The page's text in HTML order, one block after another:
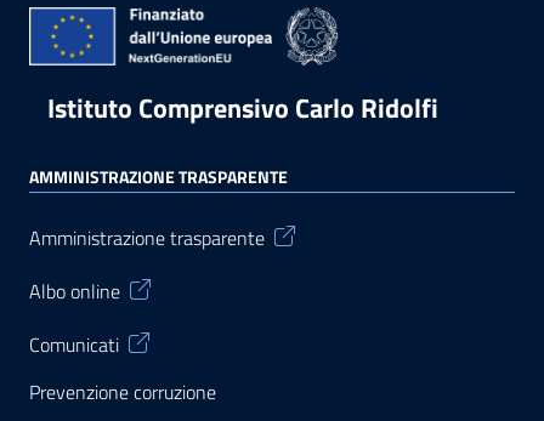
Istituto Comprensivo Carlo Ridolfi
AMMINISTRAZIONE TRASPARENTE
Amministrazione trasparente
Albo online
Comunicati
Prevenzione corruzione